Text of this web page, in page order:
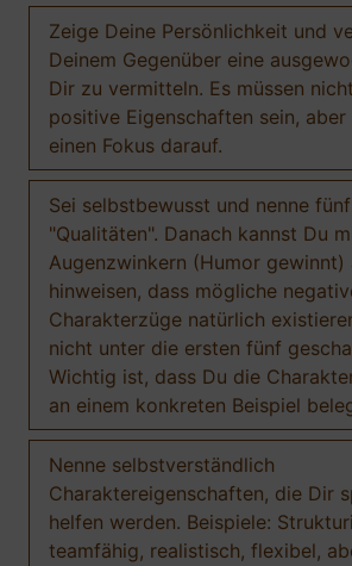
Zeige Deine Persönlichkeit und
Deinem Gegenüber eine
Dir zu vermitteln. Es müssen
positive Eigenschaften sein,
einen Fokus darauf.
Sei selbstbewusst und nenne
"Qualitäten". Danach kannst Du
Augenzwinkern (Humor gewinnt)
hinweisen, dass mögliche
Charakterzüge natürlich
nicht unter die ersten fünf
Wichtig ist, dass Du die
an einem konkreten Beispiel
Nenne selbstverständlich
Charaktereigenschaften, die Dir
helfen werden. Beispiele:
teamfähig, realistisch, flexibel,